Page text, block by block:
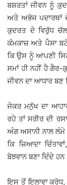
ਬਸ਼ਰਤਾਂ ਜੀਵਨ ਨੂੰ
ਅਤੇ ਅਭੋਜ ਪਦਾਰਥਾਂ
ਕੁਦਰਤ ਦੇ ਵਿਰੁੱਧ
ਕੰਮਕਾਜ਼ ਅਤੇ ਪੈਸਾ
ਕਿ ਉਸ ਨੂੰ ਆਪਣੀ
ਸਮਾਂ ਹੀ ਨਹੀਂ ਹੈ ਗੈਰ-
ਜੀਵਨ ਦਾ ਆਧਾਰ
ਜੇਕਰ ਮਨੁੱਖ ਦਾ
ਰਹੇ ਤਾਂ ਸਰੀਰ ਦੀ
ਅੰਗ ਅਸਾਨੀ ਨਾਲ
ਕਿ ਜ਼ਿਆਦਾ
ਬੋਝਵਾਨ ਬਣਾ ਦਿੰਦੇ ਹਨ
ਇਸ ਤੋਂ ਇਲਾਵਾ ਕ੍ਰੋਧ,